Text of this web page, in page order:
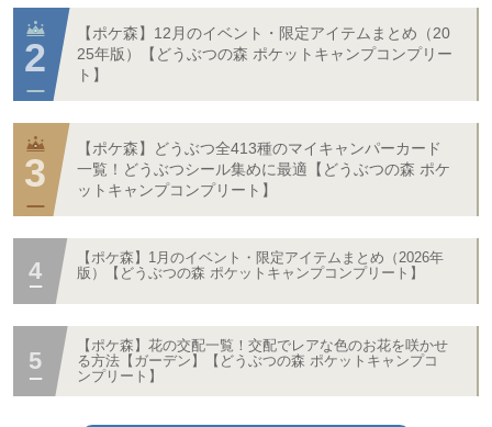
【ポケ森】12月のイベント・限定アイテムまとめ（20
25年版）【どうぶつの森 ポケットキャンプコンプリー
ト】
【ポケ森】どうぶつ全413種のマイキャンパーカード
一覧！どうぶつシール集めに最適【どうぶつの森 ポケ
ットキャンプコンプリート】
【ポケ森】1月のイベント・限定アイテムまとめ（2026年
版）【どうぶつの森 ポケットキャンプコンプリート】
【ポケ森】花の交配一覧！交配でレアな色のお花を咲かせ
る方法【ガーデン】【どうぶつの森 ポケットキャンプコ
ンプリート】